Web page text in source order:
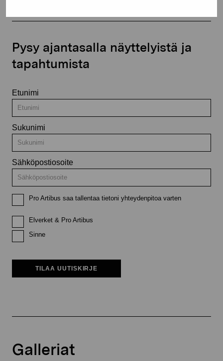
Pysy ajantasalla näyttelyistä ja
tapahtumista
Etunimi
Sukunimi
Sähköpostiosoite
Pro Artibus saa tallentaa tietoni yhteydenpitoa varten
Elverket & Pro Artibus
Sinne
TILAA UUTISKIRJE
Galleriat